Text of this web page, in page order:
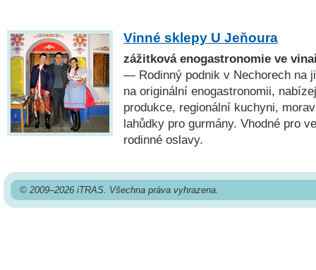
Vinné sklepy U Jeňoura
zážitková enogastronomie ve
— Rodinný podnik v Nechorech na
na originální enogastronomii,
produkce, regionální kuchyni,
lahůdky pro gurmány. Vhodné pro
rodinné oslavy.
© 2009–2026 iTRAS. Všechna práva vyhrazena.